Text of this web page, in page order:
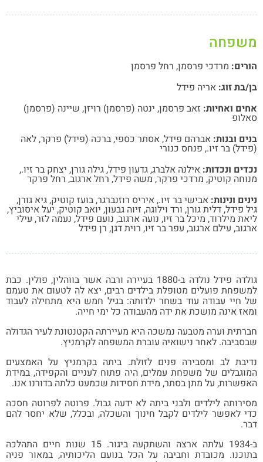
מרדכי פרסמן,רחל פרסמן
בת זוג:אריה פידל
ואחיות:זאב פרסמן,ינטה (פרסמן) רויזן,שיינה (פרסמן)
ובנות:אברהם פידל,אסתר כספי,ברכה (פידל) פרקר,לאה
בר זיו., פנחס כנורי
ונכדות:אילנה אלברג,גדעון פידל,גילה גורן ,יצחק בר זיו.,
קוטיק,מרדכי פרקר,משה פידל,רחל ארגוב,רחל פרקר
ונינות:אבישי בר זיו., איריס רוזנברגר,בועז קוטיק,גיא גורן ,
פידל,דלית גורן,ורד וילוגה,זיוה גבעון,יואב קוטיק,יעל איסוביץ,
מילרוד,מיכל בר זיו, נועה ארגוב,נועם פידל,נעמה לזר ,עילי
,עילם ארגוב,עפר בר זיו, רוית דגן,רן פידל
גולדה פידל נולדה ב-1880 בעיירה ורבה אשר בווהלין, פולין. כבת
פועלים מטופלת בילדים רבים, יצא לה לטעום את טעמם
חיי עבודה עוד בשחר ילדותה: בגיל חמש היא מתחילה לעבוד
אינה מושכת את ידה מהעבודה כל ימי חייה.
וערה מטבעה נמשכה היא מעיירתה הקטנטונת לעיר הגדולה
לאחר נישואיה עוברת המשפחה לקרמניץ.
לב ומסבירה פנים לזולת. ביתה בקרמניץ על האמצעים
של משפחת עמלים, היה פתוח לעניים והקפידה, במידת
על מתן בסתר, מידת חסידות שכמעט כלתה בדורנו אנו.
לילדים ולבני ביתה לא ידעה גבול. פרוטה לפרוטה חסכה
לאפשר לילדים לקבל חינוך והשכלה, ובכלל, שלא יחסר להם
ב-1934 עלתה ארצה והשתקעה ביגור. 15 שנות חיים התהלכה
מכובדת וחביבה על הכל בנועם הליכותיה, במאור פניה